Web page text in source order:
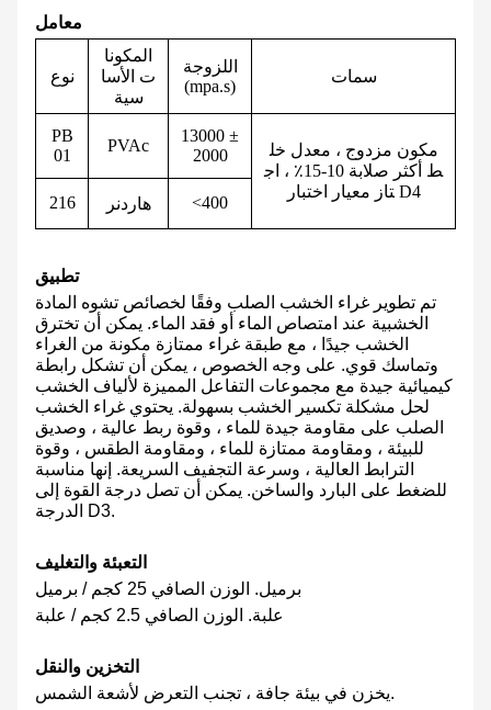
معامل
نوع
المكونا
ت الأسا
سية
اللزوجة
(mpa.s)
سمات
PB
01
PVAc
13000 ±
2000
مكون مزدوج ، معدل خل
ط أكثر صلابة 10-15٪ ، اج
تاز معيار اختبار D4
216 هاردنر <400
تطبيق
تم تطوير غراء الخشب الصلب وفقًا لخصائص تشوه المادة
الخشبية عند امتصاص الماء أو فقد الماء. يمكن أن تخترق
الخشب جيدًا ، مع طبقة غراء ممتازة مكونة من الغراء
وتماسك قوي. على وجه الخصوص ، يمكن أن تشكل رابطة
كيميائية جيدة مع مجموعات التفاعل المميزة لألياف الخشب
لحل مشكلة تكسير الخشب بسهولة. يحتوي غراء الخشب
الصلب على مقاومة جيدة للماء ، وقوة ربط عالية ، وصديق
للبيئة ، ومقاومة ممتازة للماء ، ومقاومة الطقس ، وقوة
الترابط العالية ، وسرعة التجفيف السريعة. إنها مناسبة
للضغط على البارد والساخن. يمكن أن تصل درجة القوة إلى
الدرجة D3.
التعبئة والتغليف
برميل. الوزن الصافي 25 كجم / برميل
التخزين والنقل
يخزن في بيئة جافة ، تجنب التعرض لأشعة الشمس.